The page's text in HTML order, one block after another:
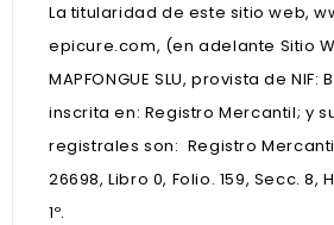
La titularidad de este sitio web,
epicure.com, (en adelante Sitio
MAPFONGUE SLU, provista de NIF:
inscrita en: Registro Mercantil; y
registrales son: Registro
26698, Libro 0, Folio. 159, Secc. 8,
1º.